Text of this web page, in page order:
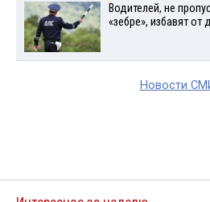
Водителей, не
«зебре», избавят от
Новости